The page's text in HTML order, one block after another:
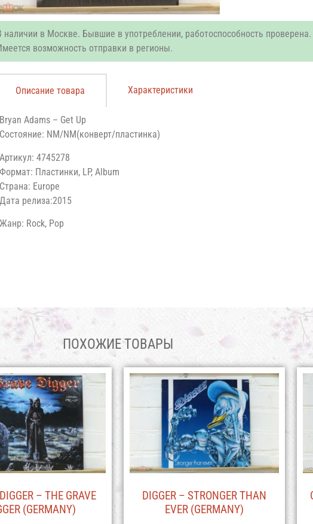
наличии в Москве. Бывшие в употреблении, работоспособность
возможность отправки в регионы.
Описание товара Характеристики
Bryan Adams – Get Up
Состояние: NM/NM(конверт/пластинка)
Артикул: 4745278
Формат: Пластинки, LP, Album
Страна: Europe
Дата релиза:2015
Жанр: Rock, Pop
ПОХОЖИЕ ТОВАРЫ
– THE GRAVE
(GERMANY)
DIGGER – STRONGER THAN
EVER (GERMANY)